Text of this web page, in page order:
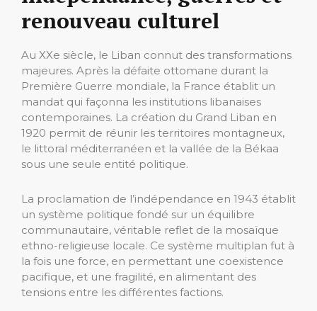
renouveau culturel
Au XXe siècle, le Liban connut des transformations
majeures. Après la défaite ottomane durant la
Première Guerre mondiale, la France établit un
mandat qui façonna les institutions libanaises
contemporaines. La création du Grand Liban en
1920 permit de réunir les territoires montagneux,
le littoral méditerranéen et la vallée de la Békaa
sous une seule entité politique.
La proclamation de l’indépendance en 1943 établit
un système politique fondé sur un équilibre
communautaire, véritable reflet de la mosaïque
ethno-religieuse locale. Ce système multiplan fut à
la fois une force, en permettant une coexistence
pacifique, et une fragilité, en alimentant des
tensions entre les différentes factions.